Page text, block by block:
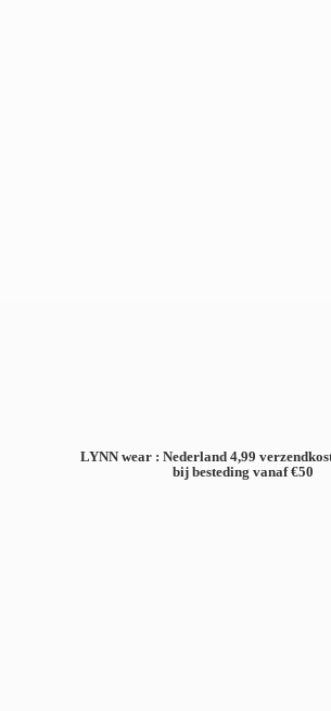
LYNN wear : Nederland 4,99
bij besteding vanaf €50